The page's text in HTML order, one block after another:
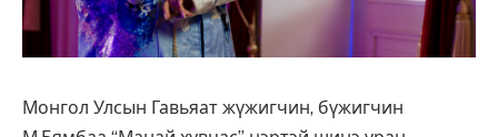
Монгол Улсын Гавьяат жүжигчин, бүжигчин